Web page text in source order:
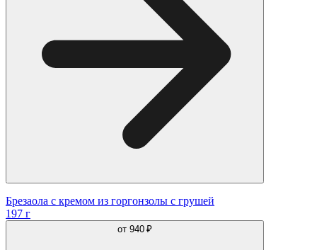
Брезаола с кремом из горгонзолы с грушей
197 г
от 940 ₽